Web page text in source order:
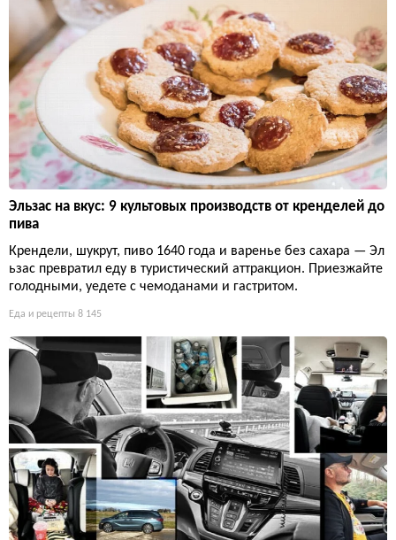
Эльзас на вкус: 9 культовых производств от кренделей до
пива
Крендели, шукрут, пиво 1640 года и варенье без сахара — Эл
ьзас превратил еду в туристический аттракцион. Приезжайте
голодными, уедете с чемоданами и гастритом.
Еда и рецепты 8 145